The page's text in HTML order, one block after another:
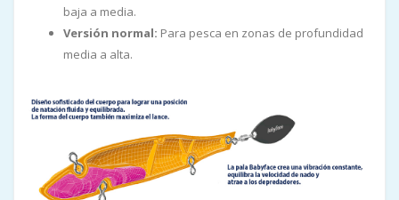
baja a media.
Versión normal: Para pesca en zonas de profundidad
media a alta.